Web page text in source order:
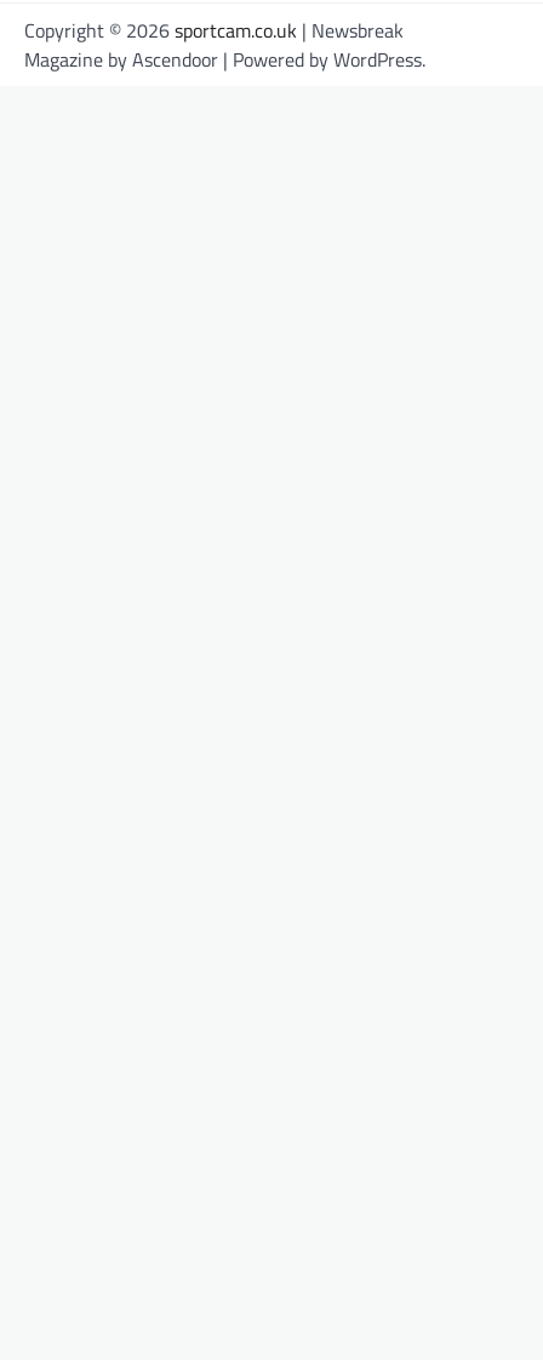
Copyright © 2026sportcam.co.uk | Newsbreak
Magazine byAscendoor | Powered byWordPress.